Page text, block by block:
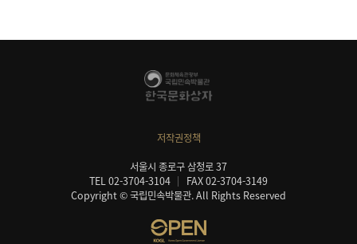
저작권정책
서울시 종로구 삼청로 37
TEL 02-3704-3104
FAX 02-3704-3149
Copyright © 국립민속박물관. All Rights Reserved